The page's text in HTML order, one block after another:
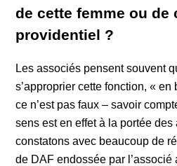
de cette femme ou de
providentiel ?
Les associés pensent souvent
s’approprier cette fonction, «
ce n’est pas faux – savoir
sens est en effet à la portée des
constatons avec beaucoup de
de DAF endossée par l’associé